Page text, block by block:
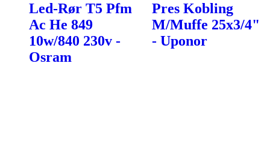
Led-Rør T5 Pfm
Ac He 849
10w/840 230v -
Osram
Pres Kobling
M/Muffe 25x3/4"
- Uponor